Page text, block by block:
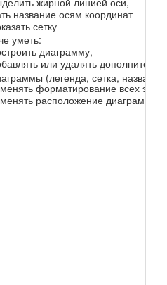
название осям координат
сетку
уметь:
диаграмму,
или удалять
(легенда, сетка,
форматирование всех
расположение диаграммы.